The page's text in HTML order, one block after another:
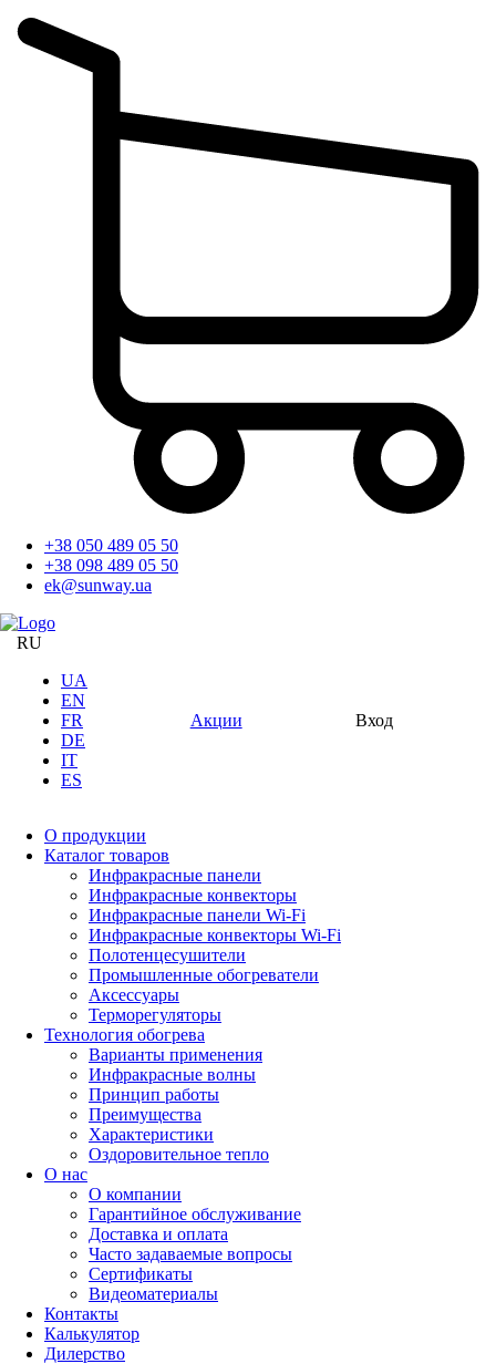
+38 050 489 05 50
+38 098 489 05 50
ek@sunway.ua
RU
UA
EN
FR
DE
IT
ES
Акции Вход
О продукции
Каталог товаров
Инфракрасные панели
Инфракрасные конвекторы
Инфракрасные панели Wi-Fi
Инфракрасные конвекторы Wi-Fi
Полотенцесушители
Промышленные обогреватели
Аксессуары
Терморегуляторы
Технология обогрева
Варианты применения
Инфракрасные волны
Принцип работы
Преимущества
Характеристики
Оздоровительное тепло
О нас
О компании
Гарантийное обслуживание
Доставка и оплата
Часто задаваемые вопросы
Сертификаты
Видеоматериалы
Контакты
Калькулятор
Дилерство